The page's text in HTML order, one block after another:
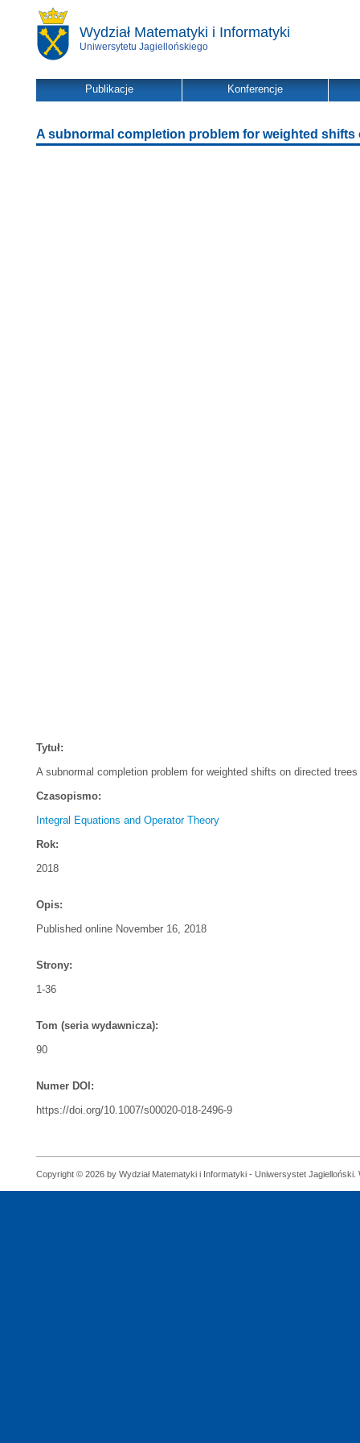
Wydział Matematyki i Informatyki
Uniwersytetu Jagiellońskiego
Publikacje Konferencje
A subnormal completion problem for weighted shifts
Tytuł:
A subnormal completion problem for weighted shifts on directed trees
Czasopismo:
Integral Equations and Operator Theory
Rok:
2018
Opis:
Published online November 16, 2018
Strony:
1-36
Tom (seria wydawnicza):
90
Numer DOI:
https://doi.org/10.1007/s00020-018-2496-9
Copyright © 2026 by Wydział Matematyki i Informatyki - Uniwersystet